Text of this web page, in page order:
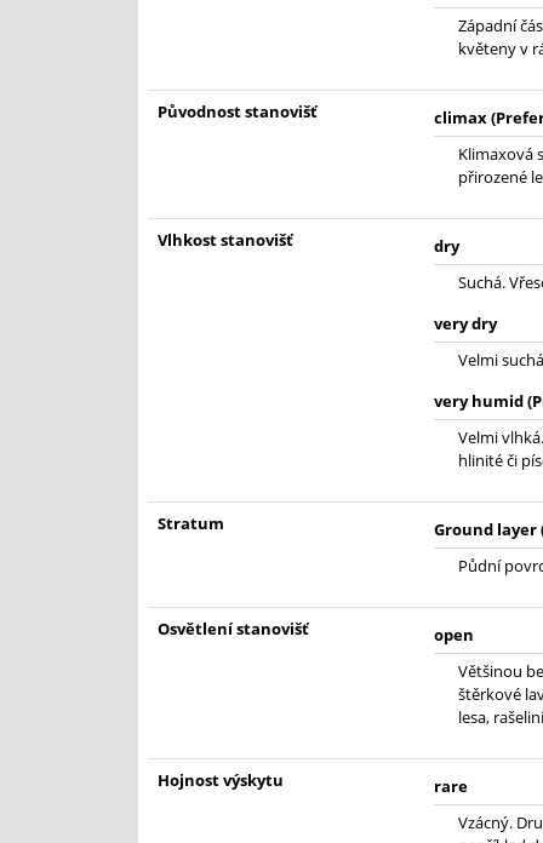
Západní
květeny v
Původnost stanovišť
climax
Klimaxová
přirozené
Vlhkost stanovišť
dry
Suchá.
very dry
Velmi
very humid
Velmi
hlinité či
Stratum
Ground layer
Půdní
Osvětlení stanovišť
open
Většinou
štěrkové
lesa,
Hojnost výskytu
rare
Vzácný.